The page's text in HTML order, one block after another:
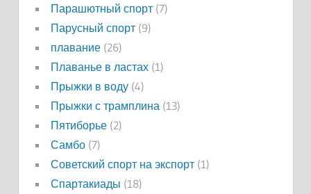
Парашютный спорт(7)
Парусный спорт(9)
плавание(26)
Плаванье в ластах(1)
Прыжки в воду(4)
Прыжки с трамплина (13)
Пятиборье(2)
Самбо(7)
Советский спорт на экспорт(1)
Спартакиады (18)